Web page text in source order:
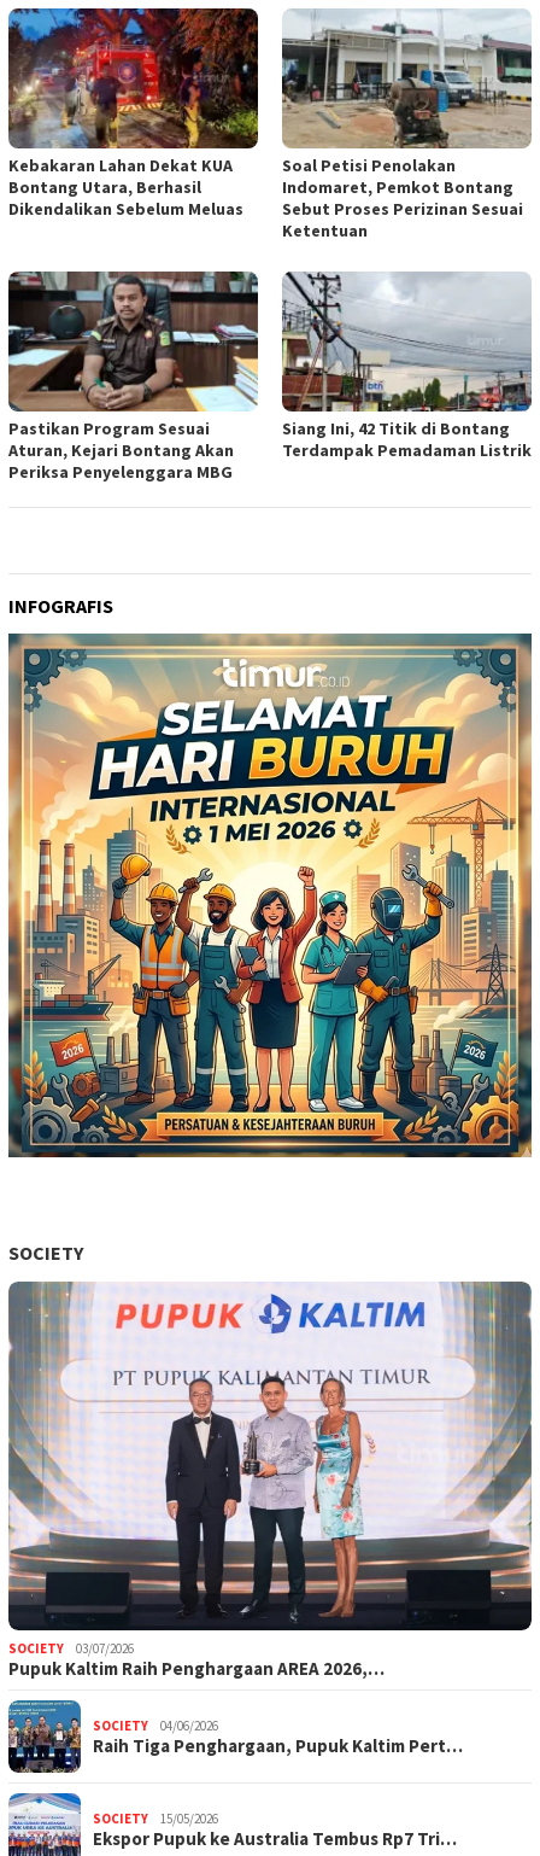
Kebakaran Lahan Dekat KUA
Bontang Utara, Berhasil
Dikendalikan Sebelum Meluas
Soal Petisi Penolakan
Indomaret, Pemkot Bontang
Sebut Proses Perizinan Sesuai
Ketentuan
Pastikan Program Sesuai
Aturan, Kejari Bontang Akan
Periksa Penyelenggara MBG
Siang Ini, 42 Titik di Bontang
Terdampak Pemadaman Listrik
INFOGRAFIS
SOCIETY
SOCIETY 03/07/2026
Pupuk Kaltim Raih Penghargaan AREA 2026,…
SOCIETY 04/06/2026
Raih Tiga Penghargaan, Pupuk Kaltim Pert…
SOCIETY 15/05/2026
Ekspor Pupuk ke Australia Tembus Rp7 Tri…